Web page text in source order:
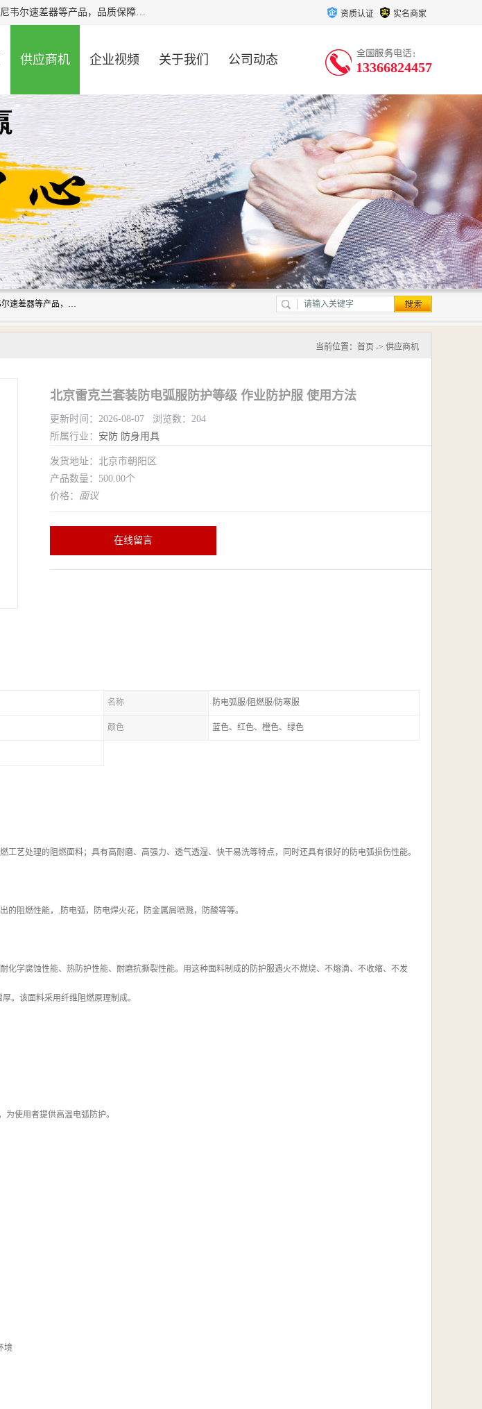
北京中创汇安科贸有限公司专业生产救援三脚架、天鹰4X气体检测仪、梅思安空气呼吸器、霍尼韦尔速差器等产品，品质保障，价格合理，欢迎在线致电咨询。 资质认证 实名商家
供应商机 企业视频 关于我们 公司动态 13366824457
北京中创汇安科贸有限公司专业生产救援三脚架、天鹰4X气体检测仪、梅思安空气呼吸器、霍尼韦尔速差器等产品，品质保障，价格合理，欢迎在线致电咨询。
当前位置： 首页 -> 供应商机
北京雷克兰套装防电弧服防护等级 作业防护服 使用方法
更新时间：2026-08-07 浏览数：204
所属行业： 安防 防身用具
发货地址：北京市朝阳区
产品数量：500.00个
价格： 面议
在线留言
名称 防电弧服/阻燃服/防寒服
颜色 蓝色、红色、橙色、绿色
艺处理的阻燃面料；具有高耐磨、高强力、透气透湿、快干易洗等特点，同时还具有很好的防电弧损伤性能。
阻燃性能，.防电弧，防电焊火花，防金属屑喷溅，防酸等等。
学腐蚀性能、热防护性能、耐磨抗撕裂性能。用这种面料制成的防护服遇火不燃烧、不熔滴、不收缩、不发
。该面料采用纤维阻燃原理制成。
为使用者提供高温电弧防护。
境